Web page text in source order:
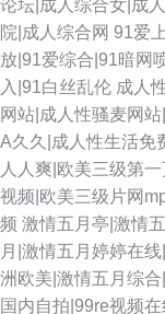
论坛|成人综合女|成
院|成人综合网 91爱
放|91爱综合|91暗网
入|91白丝乱伦 成人
网站|成人性骚麦网
A久久|成人性生活免
人人爽|欧美三级第
视频|欧美三级片网
频 激情五月亭|激情
月|激情五月婷婷在
洲欧美|激情五月综
国内自拍|99re视频